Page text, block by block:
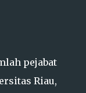
pejabat
Riau,